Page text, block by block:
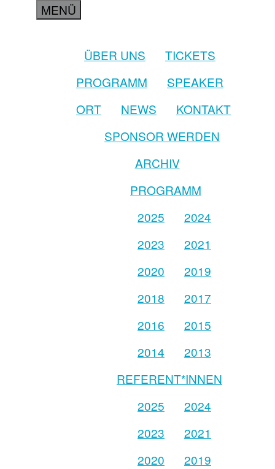
MENÜ
ÜBER UNS
TICKETS
PROGRAMM
SPEAKER
ORT
NEWS
KONTAKT
SPONSOR WERDEN
ARCHIV
PROGRAMM
2025
2024
2023
2021
2020
2019
2018
2017
2016
2015
2014
2013
REFERENT*INNEN
2025
2024
2023
2021
2020
2019